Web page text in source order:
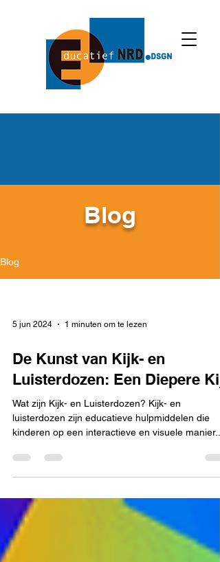
Blog
Blog
5 jun 2024 1 minuten om te lezen
De Kunst van Kijk- en
Luisterdozen: Een Diepere
Wat zijn Kijk- en Luisterdozen? Kijk- en
luisterdozen zijn educatieve hulpmiddelen die
kinderen op een interactieve en visuele manier...